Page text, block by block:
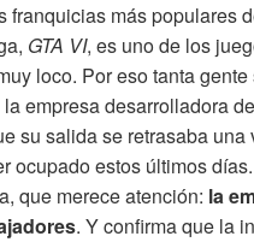
franquicias más populares
GTA VI, es uno de los
loco. Por eso tanta
empresa desarrolladora
su salida se retrasaba una
ocupado estos últimos
que merece atención: la
. Y confirma que la